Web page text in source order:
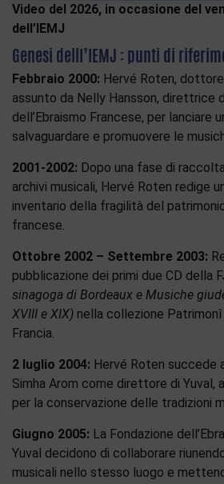
Video del 2026, in occasione del
dell’IEMJ
Genesi dellI’IEMJ : punti di
Febbraio 2000: Hervé Roten,
assunto da Nelly Hansson, direttrice
dell’Ebraismo Francese, per lanciare
salvaguardare e promuovere le
2001-2002: Dopo una fase di
archivi musicali, Hervé Roten redige
inventario della fragilità del
francese.
Ottobre 2002 – Settembre 2003:
pubblicazione dei primi due CD della
sinagoga di Bordeaux e Musiche
XVIII e XIX) nella collezione
Francia.
2 luglio 2004: Hervé Roten succede
Simha Arom come direttore di Yuval,
per la conservazione delle tradizioni
Giugno 2005: La Fondazione
Yuval decidono di collaborare
musicali nello stesso luogo e